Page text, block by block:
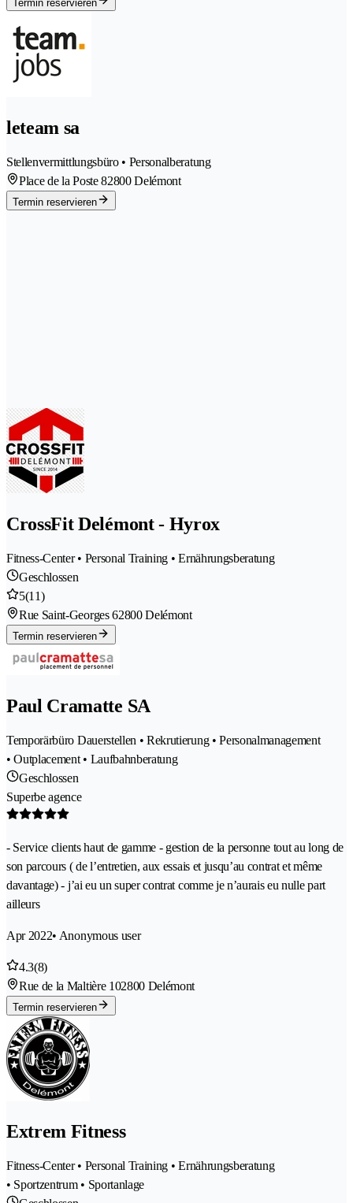
Termin reservieren
leteam sa
Stellenvermittlungsbüro • Personalberatung
Place de la Poste 82800 Delémont
Termin reservieren
CrossFit Delémont - Hyrox
Fitness-Center • Personal Training • Ernährungsberatung
Geschlossen
5(11)
Rue Saint-Georges 62800 Delémont
Termin reservieren
Paul Cramatte SA
Temporärbüro Dauerstellen • Rekrutierung • Personalmanagement
• Outplacement • Laufbahnberatung
Geschlossen
Superbe agence
- Service clients haut de gamme - gestion de la personne tout au long de
son parcours ( de l’entretien, aux essais et jusqu’au contrat et même
davantage) - j’ai eu un super contrat comme je n’aurais eu nulle part
ailleurs
Apr 2022• Anonymous user
4.3(8)
Rue de la Maltière 102800 Delémont
Termin reservieren
Extrem Fitness
Fitness-Center • Personal Training • Ernährungsberatung
• Sportzentrum • Sportanlage